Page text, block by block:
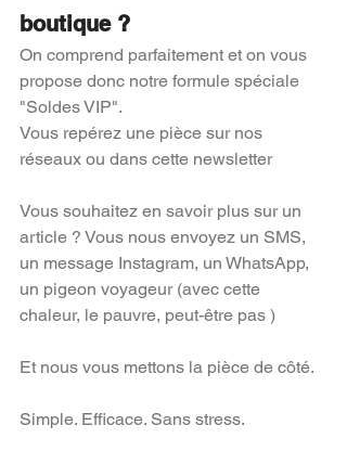
boutique ?
On comprend parfaitement et on vous
propose donc notre formule spéciale
"Soldes VIP".
Vous repérez une pièce sur nos
réseaux ou dans cette newsletter
Vous souhaitez en savoir plus sur un
article ? Vous nous envoyez un SMS,
un message Instagram, un WhatsApp,
un pigeon voyageur (avec cette
chaleur, le pauvre, peut-être pas )
Et nous vous mettons la pièce de côté.
Simple. Efficace. Sans stress.